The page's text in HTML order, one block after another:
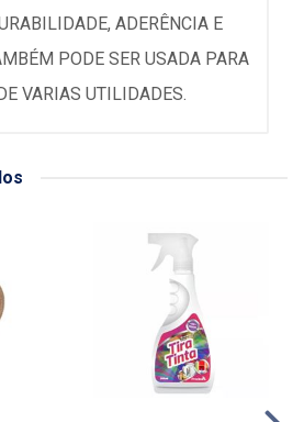
ADERÊNCIA E
PODE SER USADA PARA
VARIAS UTILIDADES.